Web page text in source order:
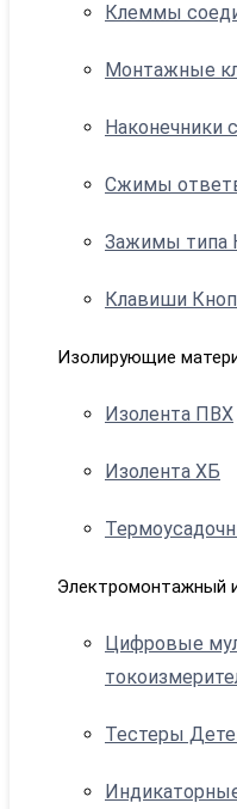
Клеммы
Монтажные
Наконечники
Сжимы
Зажимы типа
Клавиши
Изолирующие
Изолента ПВХ
Изолента ХБ
Электромонтажный
Цифровые
Тестеры